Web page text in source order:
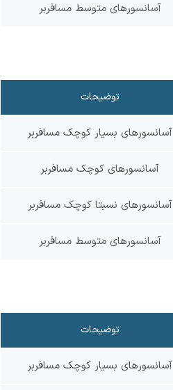
آسانسورهای متوسط مسافربر
توضیحات
آسانسورهای بسیار کوچک مسافربر
آسانسورهای کوچک مسافربر
آسانسورهای نسبتا کوچک مسافربر
آسانسورهای متوسط مسافربر
توضیحات
آسانسورهای بسیار کوچک مسافربر